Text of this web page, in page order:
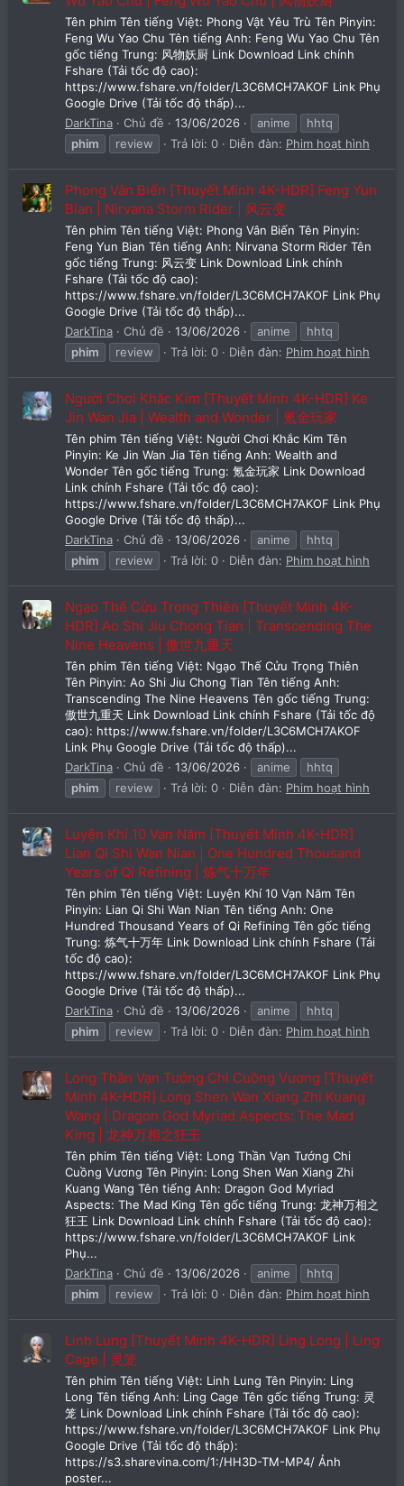
Tên phim Tên tiếng Việt: Phong Vật Yêu Trù Tên Pinyin:
Feng Wu Yao Chu Tên tiếng Anh: Feng Wu Yao Chu Tên
gốc tiếng Trung: 风物妖厨 Link Download Link chính
Fshare (Tải tốc độ cao):
https://www.fshare.vn/folder/L3C6MCH7AKOF Link Phụ
Google Drive (Tải tốc độ thấp)...
DarkTina
Chủ đề 13/06/2026 anime
hhtq
phim
review Trả lời: 0 Diễn đàn: Phim hoạt hình
Phong Vân Biến [Thuyết Minh 4K-HDR] Feng Yun
Bian | Nirvana Storm Rider | 风云变
Tên phim Tên tiếng Việt: Phong Vân Biến Tên Pinyin:
Feng Yun Bian Tên tiếng Anh: Nirvana Storm Rider Tên
gốc tiếng Trung: 风云变 Link Download Link chính
Fshare (Tải tốc độ cao):
https://www.fshare.vn/folder/L3C6MCH7AKOF Link Phụ
Google Drive (Tải tốc độ thấp)...
DarkTina
Chủ đề 13/06/2026 anime
hhtq
phim
review Trả lời: 0 Diễn đàn: Phim hoạt hình
Người Chơi Khắc Kim [Thuyết Minh 4K-HDR] Ke
Jin Wan Jia | Wealth and Wonder | 氪金玩家
Tên phim Tên tiếng Việt: Người Chơi Khắc Kim Tên
Pinyin: Ke Jin Wan Jia Tên tiếng Anh: Wealth and
Wonder Tên gốc tiếng Trung: 氪金玩家 Link Download
Link chính Fshare (Tải tốc độ cao):
https://www.fshare.vn/folder/L3C6MCH7AKOF Link Phụ
Google Drive (Tải tốc độ thấp)...
DarkTina
Chủ đề 13/06/2026 anime
hhtq
phim
review Trả lời: 0 Diễn đàn: Phim hoạt hình
Ngạo Thế Cửu Trọng Thiên [Thuyết Minh 4K-
HDR] Ao Shi Jiu Chong Tian | Transcending The
Nine Heavens | 傲世九重天
Tên phim Tên tiếng Việt: Ngạo Thế Cửu Trọng Thiên
Tên Pinyin: Ao Shi Jiu Chong Tian Tên tiếng Anh:
Transcending The Nine Heavens Tên gốc tiếng Trung:
傲世九重天 Link Download Link chính Fshare (Tải tốc độ
cao): https://www.fshare.vn/folder/L3C6MCH7AKOF
Link Phụ Google Drive (Tải tốc độ thấp)...
DarkTina
Chủ đề 13/06/2026 anime
hhtq
phim
review Trả lời: 0 Diễn đàn: Phim hoạt hình
Luyện Khí 10 Vạn Năm [Thuyết Minh 4K-HDR]
Lian Qi Shi Wan Nian | One Hundred Thousand
Years of Qi Refining | 炼气十万年
Tên phim Tên tiếng Việt: Luyện Khí 10 Vạn Năm Tên
Pinyin: Lian Qi Shi Wan Nian Tên tiếng Anh: One
Hundred Thousand Years of Qi Refining Tên gốc tiếng
Trung: 炼气十万年 Link Download Link chính Fshare (Tải
tốc độ cao):
https://www.fshare.vn/folder/L3C6MCH7AKOF Link Phụ
Google Drive (Tải tốc độ thấp)...
DarkTina
Chủ đề 13/06/2026 anime
hhtq
phim
review Trả lời: 0 Diễn đàn: Phim hoạt hình
Long Thần Vạn Tướng Chi Cuồng Vương [Thuyết
Minh 4K-HDR] Long Shen Wan Xiang Zhi Kuang
Wang | Dragon God Myriad Aspects: The Mad
King | 龙神万相之狂王
Tên phim Tên tiếng Việt: Long Thần Vạn Tướng Chi
Cuồng Vương Tên Pinyin: Long Shen Wan Xiang Zhi
Kuang Wang Tên tiếng Anh: Dragon God Myriad
Aspects: The Mad King Tên gốc tiếng Trung: 龙神万相之
狂王 Link Download Link chính Fshare (Tải tốc độ cao):
https://www.fshare.vn/folder/L3C6MCH7AKOF Link
Phụ...
DarkTina
Chủ đề 13/06/2026 anime
hhtq
phim
review Trả lời: 0 Diễn đàn: Phim hoạt hình
Linh Lung [Thuyết Minh 4K-HDR] Ling Long | Ling
Cage | 灵笼
Tên phim Tên tiếng Việt: Linh Lung Tên Pinyin: Ling
Long Tên tiếng Anh: Ling Cage Tên gốc tiếng Trung: 灵
笼 Link Download Link chính Fshare (Tải tốc độ cao):
https://www.fshare.vn/folder/L3C6MCH7AKOF Link Phụ
Google Drive (Tải tốc độ thấp):
https://s3.sharevina.com/1:/HH3D-TM-MP4/ Ảnh
poster...